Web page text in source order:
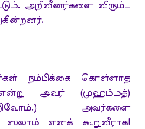
அறிவீனர்களை விரும்ப
நம்பிக்கை கொள்ளாத
என்று அவர் (முஹம்மத்)
அவர்களை
ஸலாம் எனக் கூறுவீராக!